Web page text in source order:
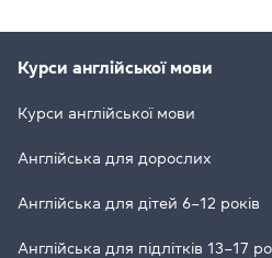
Курси англійської мови
Курси англійської мови
Англійська для дорослих
Англійська для дітей 6–12 років
Англійська для підлітків 13–17